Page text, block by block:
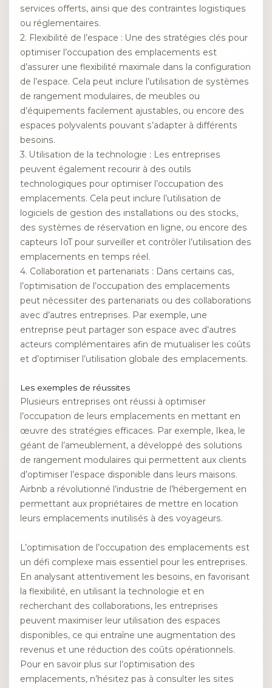
services offerts, ainsi que des contraintes logistiques
ou réglementaires.
2. Flexibilité de l’espace : Une des stratégies clés pour
optimiser l’occupation des emplacements est
d’assurer une flexibilité maximale dans la configuration
de l’espace. Cela peut inclure l’utilisation de systèmes
de rangement modulaires, de meubles ou
d’équipements facilement ajustables, ou encore des
espaces polyvalents pouvant s’adapter à différents
besoins.
3. Utilisation de la technologie : Les entreprises
peuvent également recourir à des outils
technologiques pour optimiser l’occupation des
emplacements. Cela peut inclure l’utilisation de
logiciels de gestion des installations ou des stocks,
des systèmes de réservation en ligne, ou encore des
capteurs IoT pour surveiller et contrôler l’utilisation des
emplacements en temps réel.
4. Collaboration et partenariats : Dans certains cas,
l’optimisation de l’occupation des emplacements
peut nécessiter des partenariats ou des collaborations
avec d’autres entreprises. Par exemple, une
entreprise peut partager son espace avec d’autres
acteurs complémentaires afin de mutualiser les coûts
et d’optimiser l’utilisation globale des emplacements.
Les exemples de réussites
Plusieurs entreprises ont réussi à optimiser
l’occupation de leurs emplacements en mettant en
œuvre des stratégies efficaces. Par exemple, Ikea, le
géant de l’ameublement, a développé des solutions
de rangement modulaires qui permettent aux clients
d’optimiser l’espace disponible dans leurs maisons.
Airbnb a révolutionné l’industrie de l’hébergement en
permettant aux propriétaires de mettre en location
leurs emplacements inutilisés à des voyageurs.
L’optimisation de l’occupation des emplacements est
un défi complexe mais essentiel pour les entreprises.
En analysant attentivement les besoins, en favorisant
la flexibilité, en utilisant la technologie et en
recherchant des collaborations, les entreprises
peuvent maximiser leur utilisation des espaces
disponibles, ce qui entraîne une augmentation des
revenus et une réduction des coûts opérationnels.
Pour en savoir plus sur l’optimisation des
emplacements, n’hésitez pas à consulter les sites